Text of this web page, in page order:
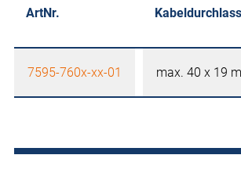
ArtNr. Kabeldurchlass
7595-760x-xx-01 max. 40 x 19